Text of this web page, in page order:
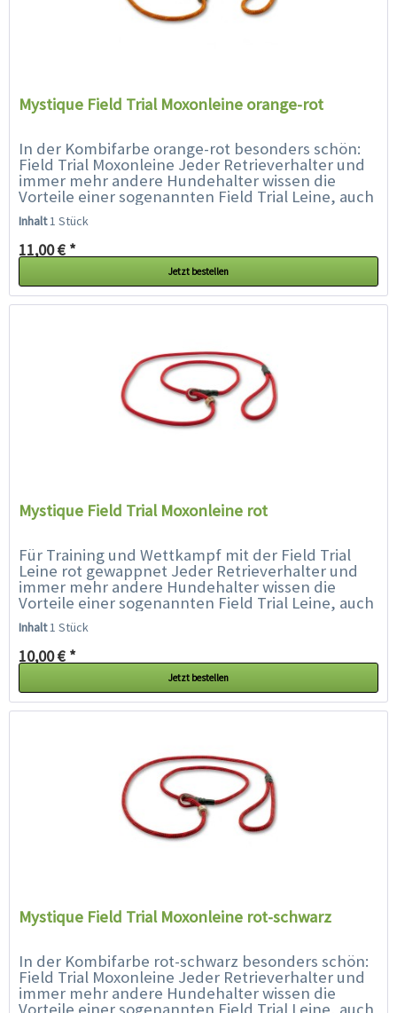
Mystique Field Trial Moxonleine orange-rot
In der Kombifarbe orange-rot besonders schön:
Field Trial Moxonleine Jeder Retrieverhalter und
immer mehr andere Hundehalter wissen die
Vorteile einer sogenannten Field Trial Leine, auch
Moxonleine oder Retrieverleine genannt,...
Inhalt1 Stück
11,00 € *
Jetzt bestellen
Mystique Field Trial Moxonleine rot
Für Training und Wettkampf mit der Field Trial
Leine rot gewappnet Jeder Retrieverhalter und
immer mehr andere Hundehalter wissen die
Vorteile einer sogenannten Field Trial Leine, auch
Moxonleine oder Retrieverleine genannt, zu...
Inhalt1 Stück
10,00 € *
Jetzt bestellen
Mystique Field Trial Moxonleine rot-schwarz
In der Kombifarbe rot-schwarz besonders schön:
Field Trial Moxonleine Jeder Retrieverhalter und
immer mehr andere Hundehalter wissen die
Vorteile einer sogenannten Field Trial Leine, auch